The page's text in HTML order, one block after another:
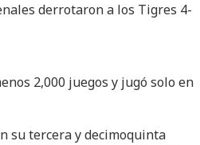
derrotaron a los Tigres 4-
2,000 juegos y jugó solo en
su tercera y decimoquinta